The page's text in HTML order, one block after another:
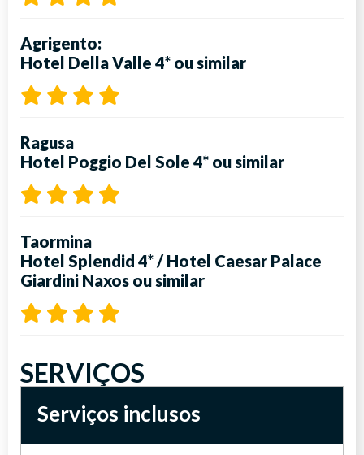
Agrigento:
Hotel Della Valle 4* ou similar
Ragusa
Hotel Poggio Del Sole 4* ou similar
Taormina
Hotel Splendid 4*/Hotel Caesar Palace
Giardini Naxos ou similar
SERVIÇOS
Serviços inclusos